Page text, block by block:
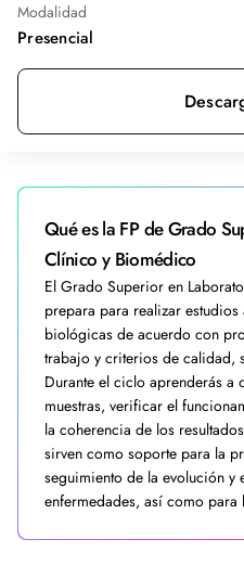
Modalidad
Presencial
Qué es la FP de Grado
Clínico y Biomédico
El Grado Superior en
prepara para realizar
biológicas de acuerdo con
trabajo y criterios de calidad,
Durante el ciclo aprenderás a
muestras, verificar el
la coherencia de los
sirven como soporte para la
seguimiento de la evolución y
enfermedades, así como